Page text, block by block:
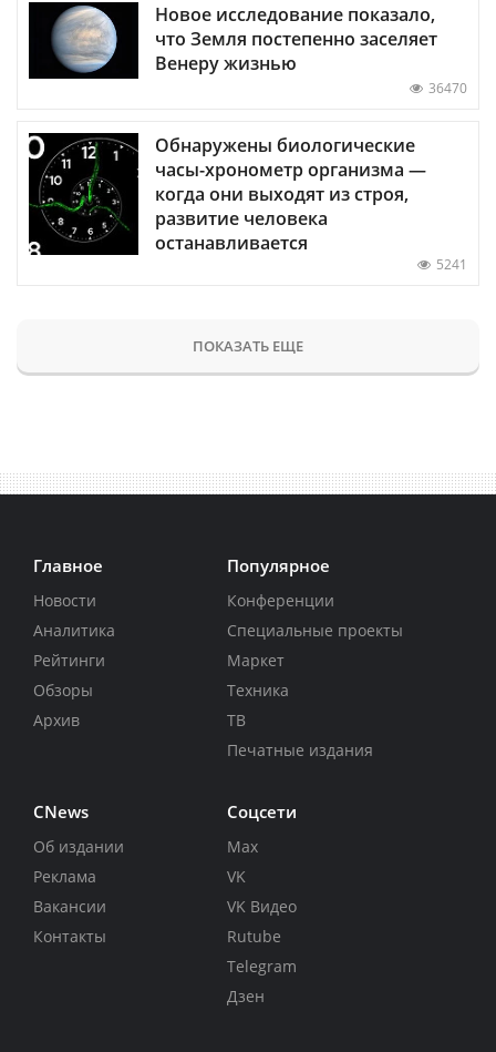
Новое исследование показало,
что Земля постепенно заселяет
Венеру жизнью
36470
Обнаружены биологические
часы-хронометр организма —
когда они выходят из строя,
развитие человека
останавливается
5241
ПОКАЗАТЬ ЕЩЕ
Главное
Новости
Аналитика
Рейтинги
Обзоры
Архив
Популярное
Конференции
Специальные проекты
Маркет
Техника
ТВ
Печатные издания
CNews
Об издании
Реклама
Вакансии
Контакты
Соцсети
Max
VK
VK Видео
Rutube
Telegram
Дзен